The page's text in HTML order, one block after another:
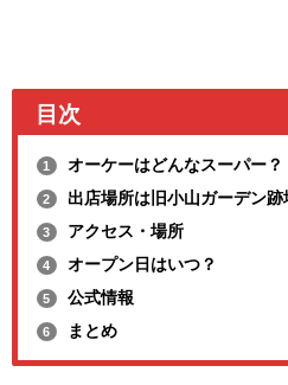
目次
1 オーケーはどんなスーパー？
2 出店場所は旧小山ガーデン跡
3 アクセス・場所
4 オープン日はいつ？
5 公式情報
6 まとめ